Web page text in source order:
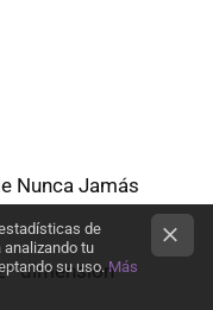
Nunca Jamás
dimensión
de
tu
su uso.Más